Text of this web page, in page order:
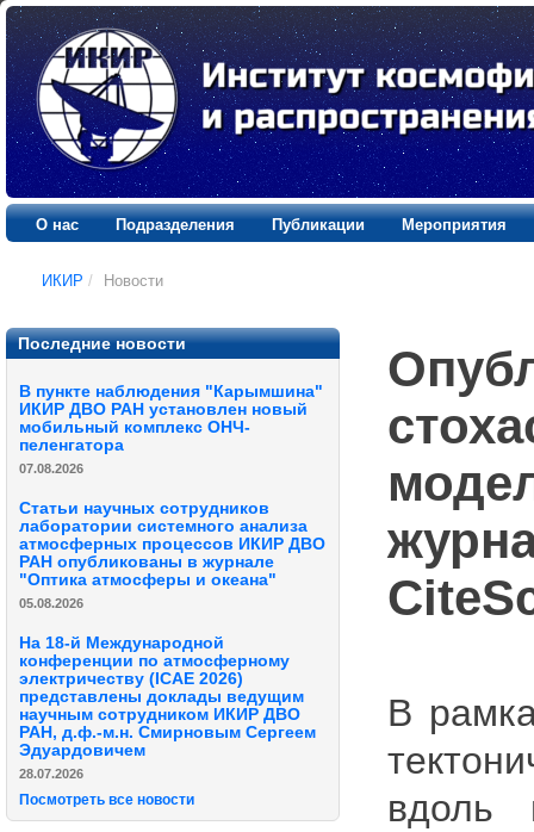
О нас Подразделения Публикации Мероприятия
ИКИР / Новости
Последние новости
В пункте наблюдения "Карымшина"
ИКИР ДВО РАН установлен новый
мобильный комплекс ОНЧ-
пеленгатора
07.08.2026
Статьи научных сотрудников
лаборатории системного анализа
атмосферных процессов ИКИР ДВО
РАН опубликованы в журнале
"Оптика атмосферы и океана"
05.08.2026
На 18-й Международной
конференции по атмосферному
электричеству (ICAE 2026)
представлены доклады ведущим
научным сотрудником ИКИР ДВО
РАН, д.ф.-м.н. Смирновым Сергеем
Эдуардовичем
28.07.2026
Посмотреть все новости
В
вдоль